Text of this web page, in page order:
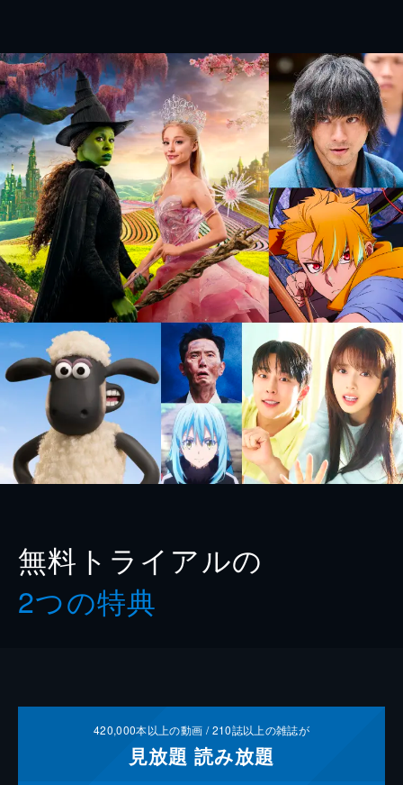
無料トライアルの
2つの特典
420,000本以上の動画 /210誌以上の雑誌が
見放題 読み放題